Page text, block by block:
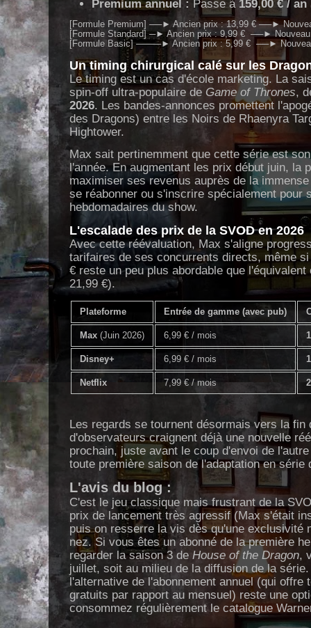
Premium annuel : Passe à 159,00 € / an
[Formule Premium] ──► Ancien prix : 13,99 € ──►
[Formule Standard] ─► Ancien prix : 9,99 €  ──►
Un timing chirurgical calé sur les
Le timing est un cas d'école marketing. La
spin-off ultra-populaire de Game of Thrones,
2026. Les bandes-annonces promettent
des Dragons) entre les Noirs de Rhaenyra
Hightower.
Max sait pertinemment que cette série est
l'année. En augmentant les prix début juin, la
maximiser ses revenus auprès de la
se réabonner ou s'inscrire spécialement pour
hebdomadaires du show.
L'escalade des prix de la SVOD en 2026
Avec cette réévaluation, Max s'aligne
tarifaires de ses concurrents directs, même
€ reste un peu plus abordable que
21,99 €).
Plateforme Entrée de gamme (avec pub)
Max (Juin 2026) 6,99 € / mois
Disney+ 6,99 € / mois
Netflix 7,99 € / mois
Les regards se tournent désormais vers la fin
d'observateurs craignent déjà une nouvelle
prochain, juste avant le coup d'envoi de
toute première saison de l'adaptation en série
L'avis du blog :
C'est le jeu classique mais frustrant de la
prix de lancement très agressif (Max s'était
puis on resserre la vis dès qu'une exclusivité
nez. Si vous êtes un abonné de la première
regarder la saison 3 de House of the Dragon,
juillet, soit au milieu de la diffusion de la
l'alternative de l'abonnement annuel (qui offre
gratuits par rapport au mensuel) reste une
consommez régulièrement le catalogue